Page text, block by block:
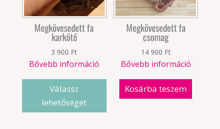
Megkövesedett fa
karkötő
3 900 Ft
Bővebb információ
Válassz
lehetőséget
Megkövesedett fa
csomag
14 900 Ft
Bővebb információ
Kosárba teszem